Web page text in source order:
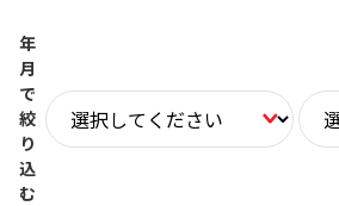
年
月
で
絞
り
込
む